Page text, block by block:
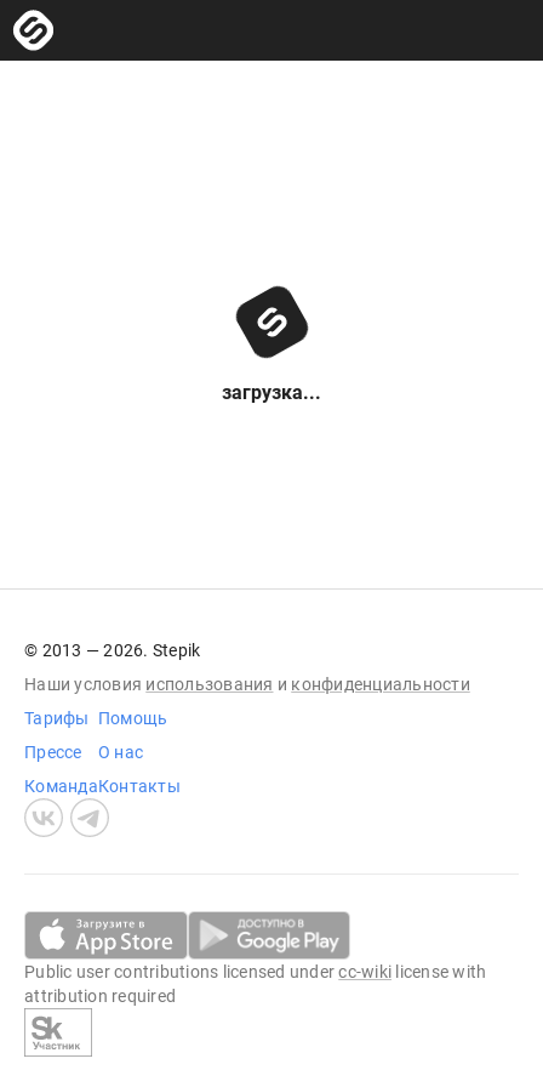
загрузка...
© 2013 — 2026. Stepik
Наши условия использования и конфиденциальности
Тарифы
Прессе
Команда
Помощь
О нас
Контакты
Public user contributions licensed undercc-wiki license with
attribution required